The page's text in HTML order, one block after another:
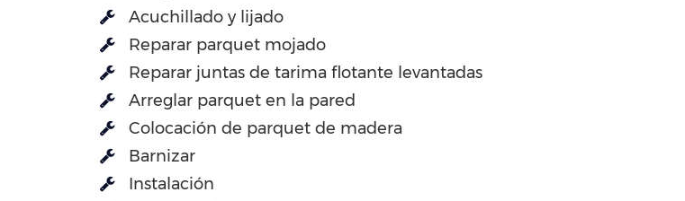
Acuchillado y lijado
Reparar parquet mojado
Reparar juntas de tarima flotante levantadas
Arreglar parquet en la pared
Colocación de parquet de madera
Barnizar
Instalación